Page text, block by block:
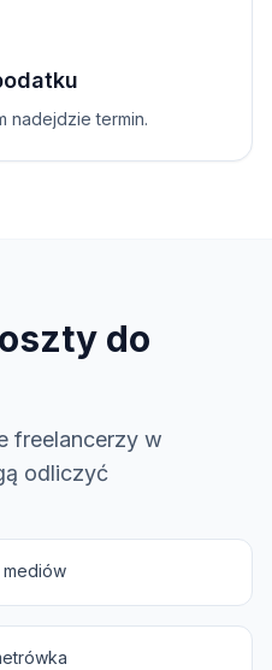
nadejdzie termin.
do
freelancerzy w
odliczyć